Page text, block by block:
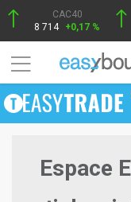
CAC40
8 714 +0,17 %
Espace